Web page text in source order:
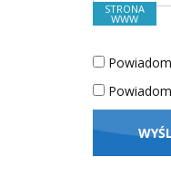
STRONA
WWW